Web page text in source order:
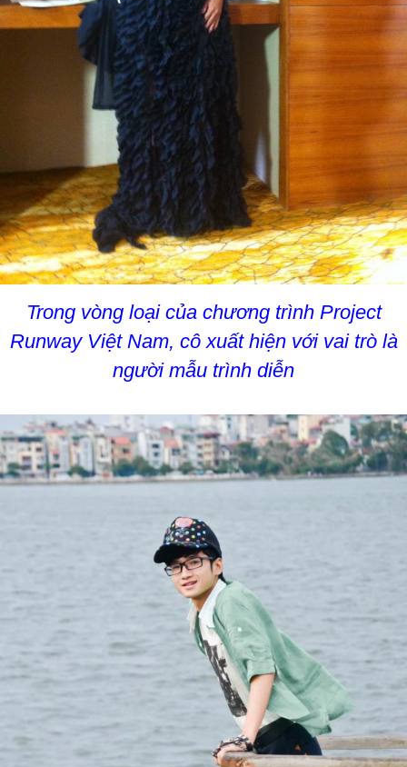
Trong vòng loại của chương trình Project
Runway Việt Nam, cô xuất hiện với vai trò là
người mẫu trình diễn